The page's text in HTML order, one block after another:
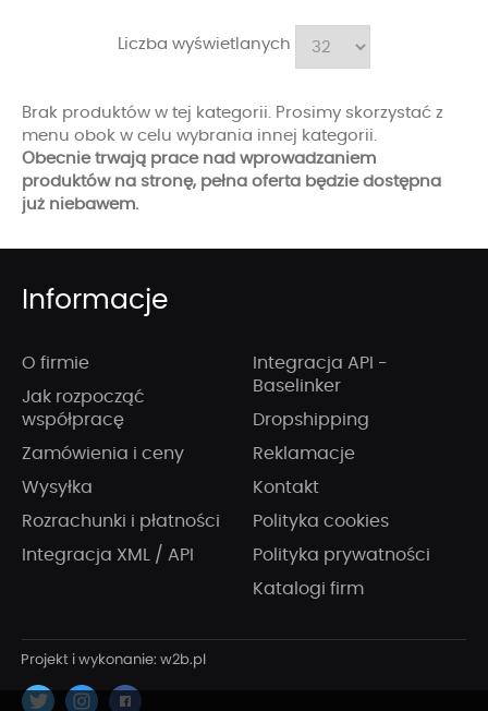
Liczba wyświetlanych
Brak produktów w tej kategorii. Prosimy skorzystać z
menu obok w celu wybrania innej kategorii.
Obecnie trwają prace nad wprowadzaniem
produktów na stronę, pełna oferta będzie dostępna
już niebawem.
Informacje
O firmie
Jak rozpocząć
współpracę
Zamówienia i ceny
Wysyłka
Rozrachunki i płatności
Integracja XML / API
Integracja API -
Baselinker
Dropshipping
Reklamacje
Kontakt
Polityka cookies
Polityka prywatności
Katalogi firm